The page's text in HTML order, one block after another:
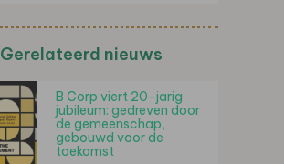
Gerelateerd nieuws
B Corp viert 20-jarig
jubileum: gedreven door
de gemeenschap,
gebouwd voor de
toekomst